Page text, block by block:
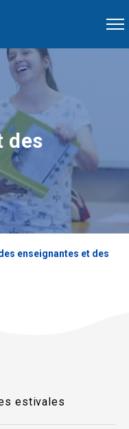
des
estivales
enseignantes et des